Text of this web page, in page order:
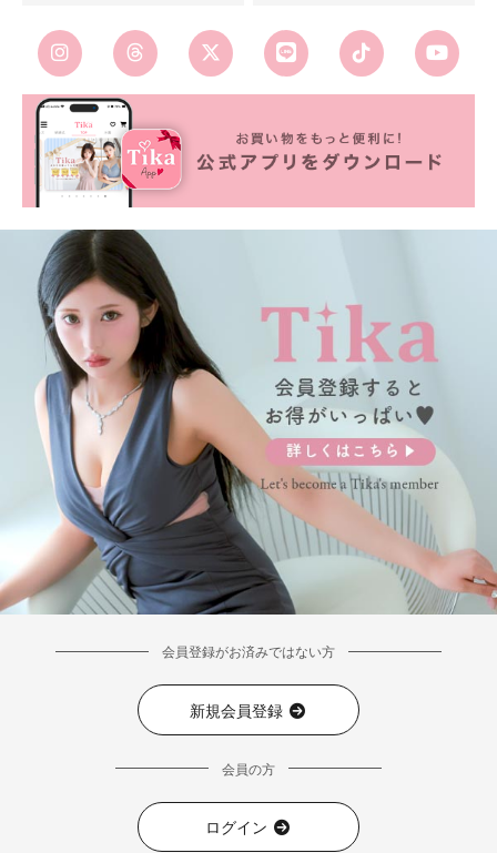
会員登録がお済みではない方
新規会員登録
会員の方
ログイン